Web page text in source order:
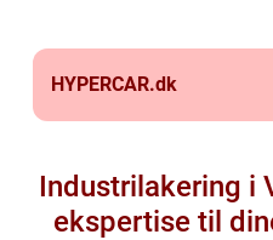
HYPERCAR.dk
Industrilakering i
ekspertise til